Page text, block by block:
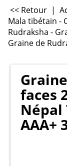
<< Retour |
Mala tibétain -
Rudraksha -
Graine de
faces
Népal
AAA+